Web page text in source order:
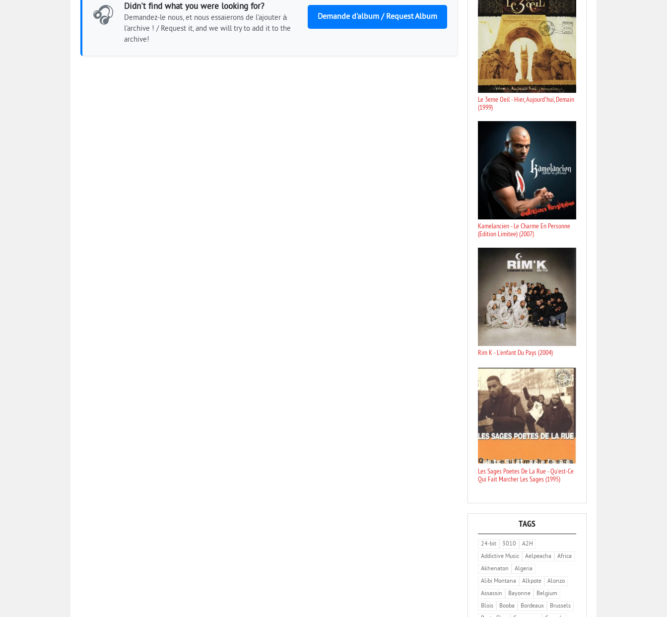
🎧
Didn't find what you were looking for?
Demandez-le nous, et nous essaierons de l'ajouter à
l'archive ! / Request it, and we will try to add it to the
archive!
Demande d'album / Request Album
Le 3eme Oeil - Hier, Aujourd'hui, Demain
(1999)
Kamelancien - Le Charme En Personne
(Edition Limitee) (2007)
Rim K - L'enfant Du Pays (2004)
Les Sages Poetes De La Rue - Qu'est-Ce
Qui Fait Marcher Les Sages (1995)
TAGS
24-bit 3010
A2H
Addictive Music
Aelpeacha
Africa
Akhenaton
Algeria
Alibi Montana
Alkpote
Alonzo
Assassin
Bayonne
Belgium
Blois
Booba Bordeaux
Brussels